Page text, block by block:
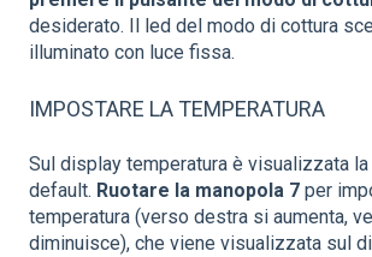
desiderato. Il led del modo di cottura
illuminato con luce fissa.
IMPOSTARE LA TEMPERATURA
Sul display temperatura è visualizzata
default. Ruotare la manopola 7 per
temperatura (verso destra si aumenta,
diminuisce), che viene visualizzata sul